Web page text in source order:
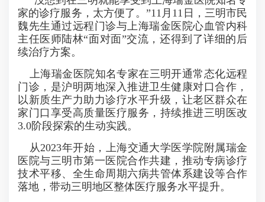
家的诊疗服务，太方便了。”11月11日，三明市民
魏先生通过远程门诊与上海瑞金医院心血管内科
主任医师陆林“面对面”交流，还得到了详细的后
续治疗方案。
上海瑞金医院知名专家在三明开通常态化远程
门诊，是沪明两地深入推进卫生健康对口合作，
以新质生产力助力诊疗水平升级，让老区群众在
家门口享受高质量医疗服务，持续推进三明医改
3.0阶段探索的生动实践。
从2023年开始，上海交通大学医学院附属瑞金
医院与三明市第一医院合作共建，推动专病诊疗
技术平移、全生命周期六病共管体系建设等合作
落地，带动三明地区整体医疗服务水平提升。